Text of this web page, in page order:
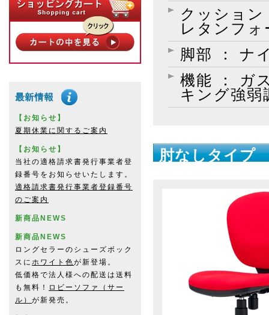
クッション
レタンフォ
脚部 ： ナ
機能 ： ガ
キング強弱
肘なしタイプ
【お知らせ】
夏期休業に関するご案内
【お知らせ】
当社の適格請求書発行事業者登
録番号をお知らせいたします。
適格請求書発行事業者登録番号
のご案内
新商品NEWS
新商品NEWS
ロングセラーのシューズボック
スに ホワイト色が新登場。
低価格で法人様への配送は送料
も無料！
ロビーソファ（サー
ル） が新発売。